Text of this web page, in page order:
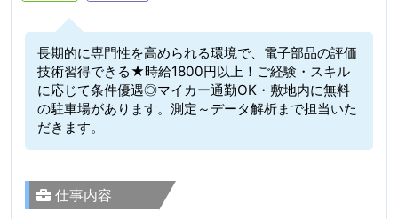
長期的に専門性を高められる環境で、電子部品の評価
技術習得できる★時給1800円以上！ご経験・スキル
に応じて条件優遇◎マイカー通勤OK・敷地内に無料
の駐車場があります。測定～データ解析まで担当いた
だきます。
仕事内容